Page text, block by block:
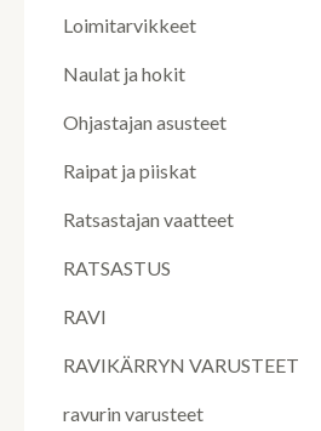
Loimitarvikkeet
Naulat ja hokit
Ohjastajan asusteet
Raipat ja piiskat
Ratsastajan vaatteet
RATSASTUS
RAVI
RAVIKÄRRYN VARUSTEET
ravurin varusteet